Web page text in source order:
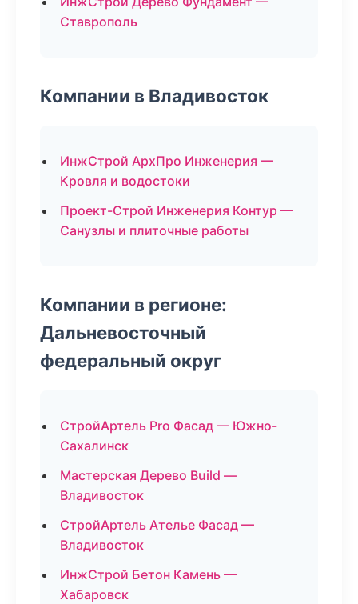
Ставрополь
Компании в Владивосток
ИнжСтрой АрхПро Инженерия —
Кровля и водостоки
Проект-Строй Инженерия Контур —
Санузлы и плиточные работы
Компании в регионе:
Дальневосточный
федеральный округ
СтройАртель Pro Фасад — Южно-
Сахалинск
Мастерская Дерево Build —
Владивосток
СтройАртель Ателье Фасад —
Владивосток
ИнжСтрой Бетон Камень —
Хабаровск